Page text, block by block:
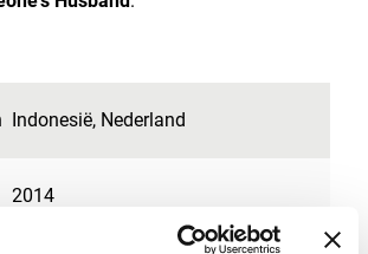
Indonesië, Nederland
2014